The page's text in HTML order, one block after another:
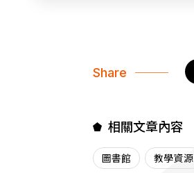
Share
相關文章內容
圖書館 教學資源